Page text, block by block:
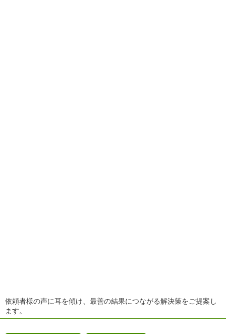
依頼者様の声に耳を傾け、最善の結果につながる解決策をご提案し
ます。